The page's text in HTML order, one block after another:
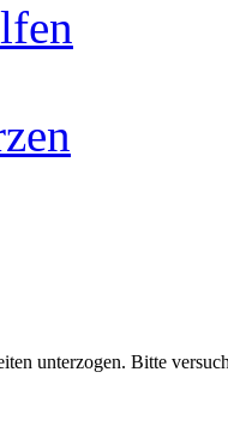
unterzogen. Bitte